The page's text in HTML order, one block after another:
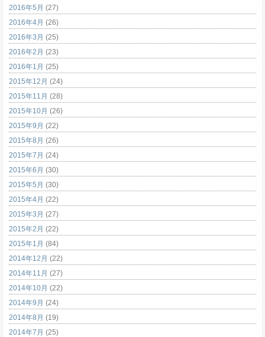
2016年5月 (27)
2016年4月 (26)
2016年3月 (25)
2016年2月 (23)
2016年1月 (25)
2015年12月 (24)
2015年11月 (28)
2015年10月 (26)
2015年9月 (22)
2015年8月 (26)
2015年7月 (24)
2015年6月 (30)
2015年5月 (30)
2015年4月 (22)
2015年3月 (27)
2015年2月 (22)
2015年1月 (84)
2014年12月 (22)
2014年11月 (27)
2014年10月 (22)
2014年9月 (24)
2014年8月 (19)
2014年7月 (25)